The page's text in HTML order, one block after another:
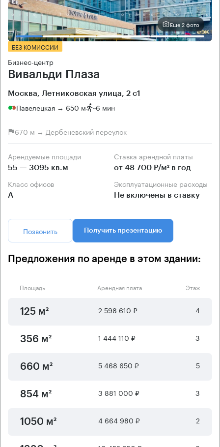
Еще 2 фото
БЕЗ КОМИССИИ
Бизнес-центр
Вивальди Плаза
Москва, Летниковская улица, 2 с1
Павелецкая → 650 м ~6 мин
670 м → Дербеневский переулок
Арендуемые площади
55 — 3095 кв.м
Ставка арендной платы
от 48 700 Р/м² в год
Класс офисов
А
Эксплуатационные расходы
Не включены в ставку
Позвонить Получить презентацию
Предложения по аренде в этом здании:
Площадь Арендная плата Этаж
125 м² 2 598 610 ₽ 4
356 м² 1 444 110 ₽ 3
660 м² 5 468 650 ₽ 5
854 м² 3 881 000 ₽ 3
1050 м² 4 664 980 ₽ 2